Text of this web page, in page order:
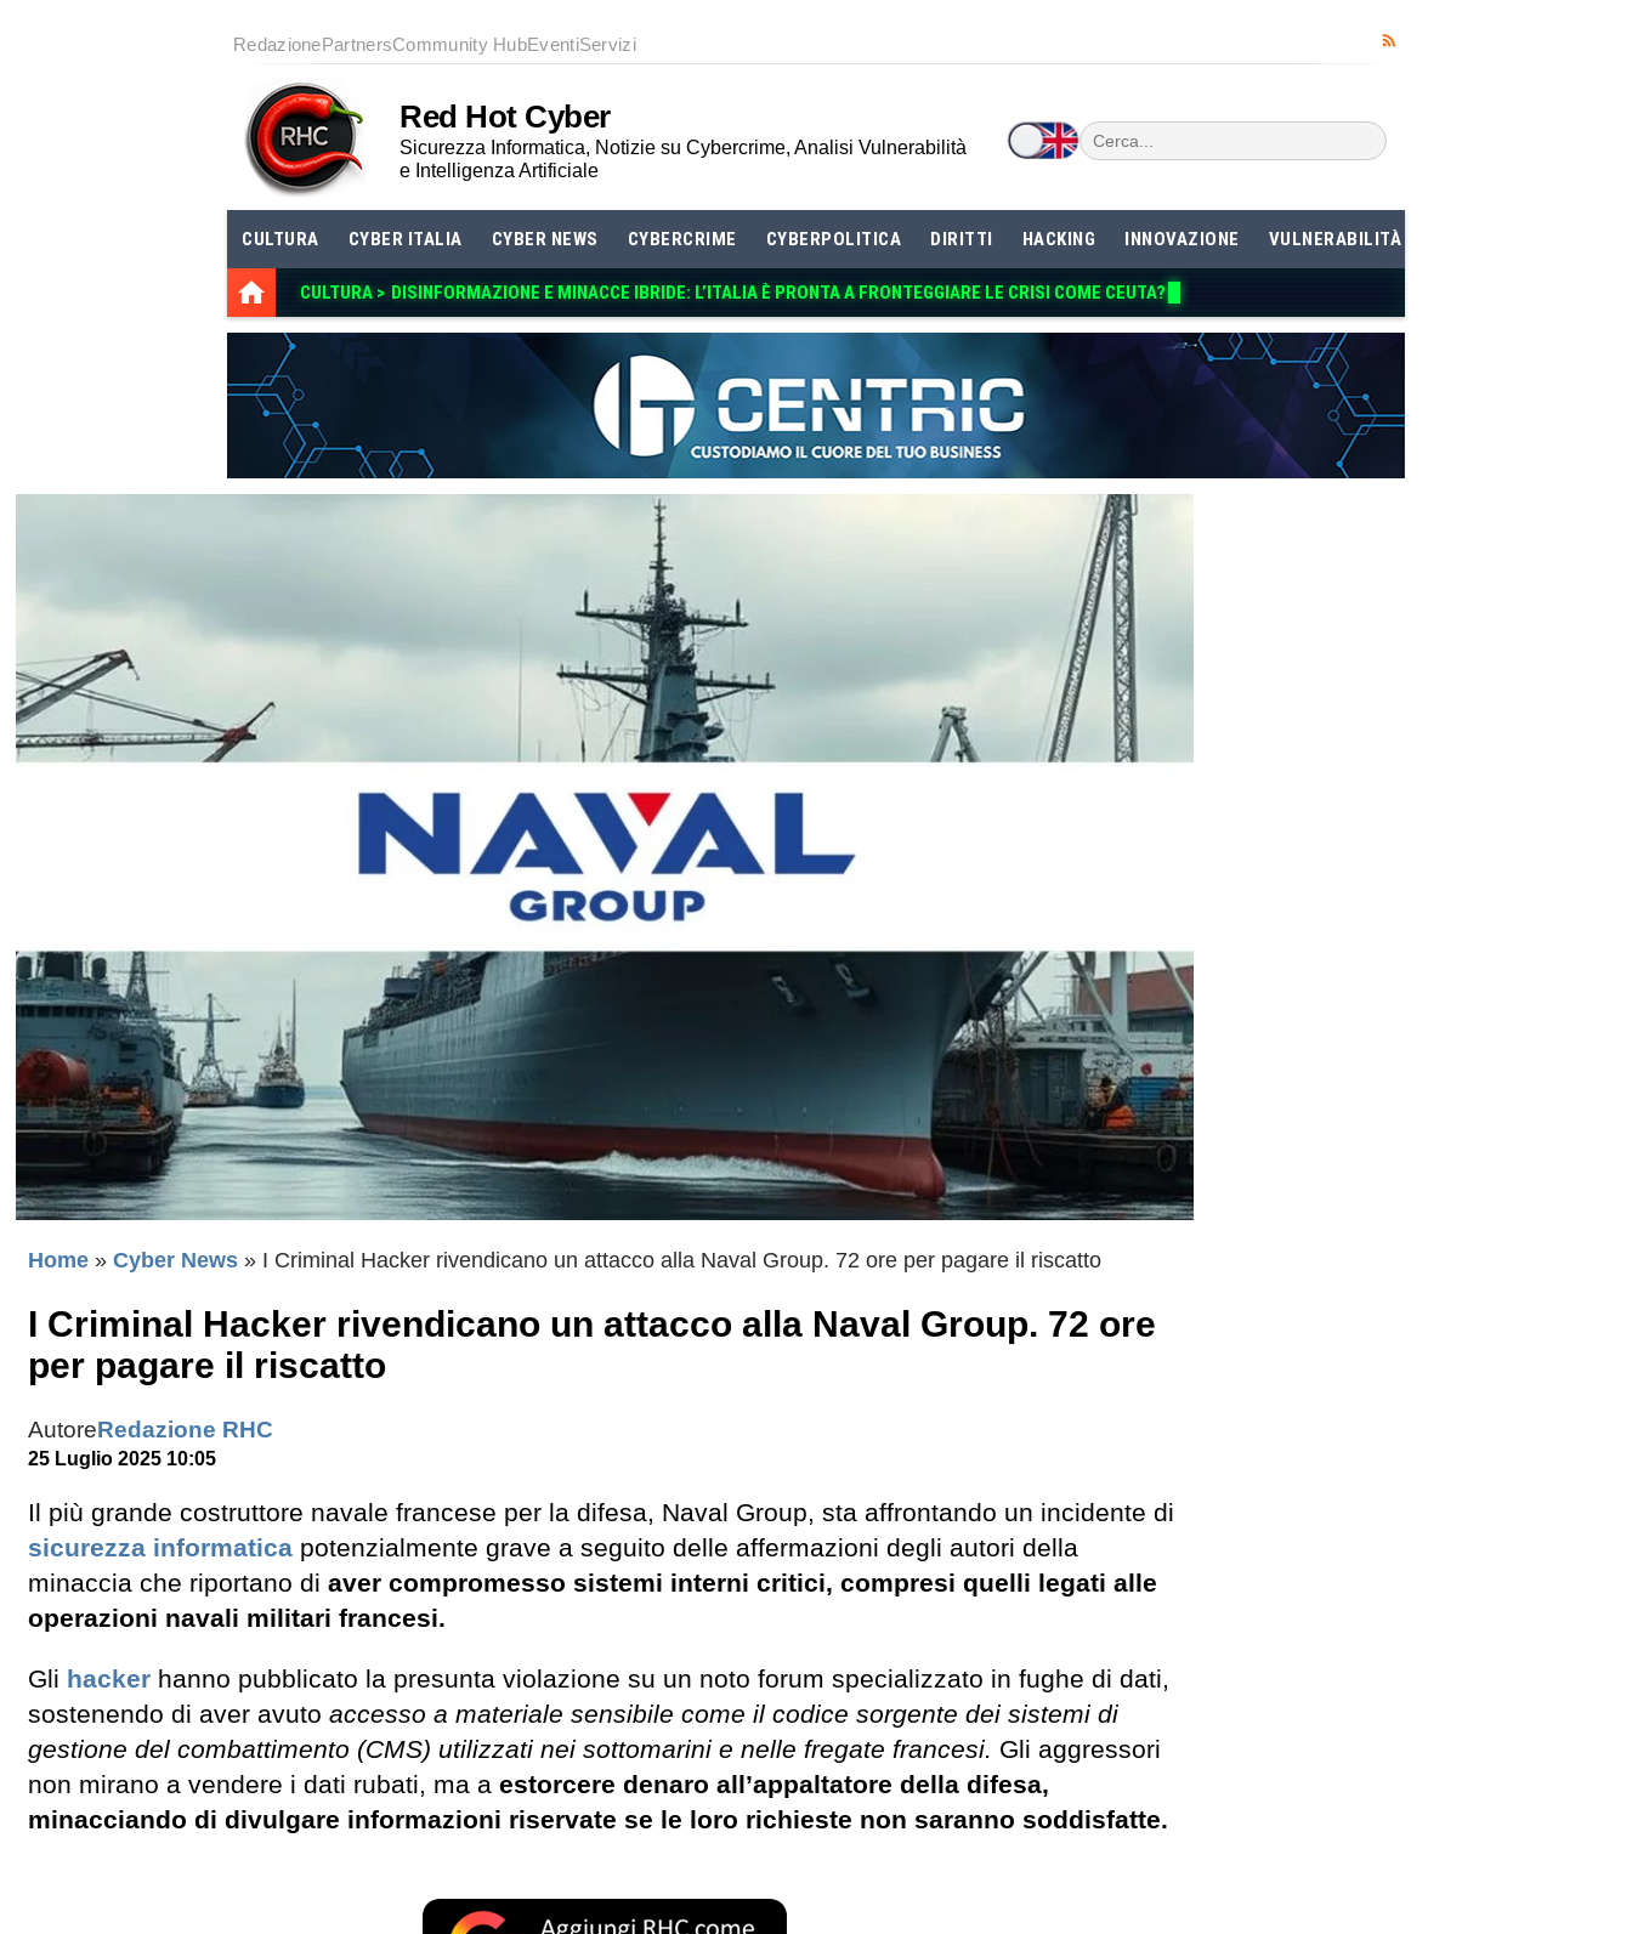
RedazionePartnersCommunity HubEventiServizi
Red Hot Cyber
Sicurezza Informatica, Notizie su Cybercrime, Analisi Vulnerabilità
e Intelligenza Artificiale
CULTURA CYBER ITALIA CYBER NEWS CYBERCRIME CYBERPOLITICA DIRITTI HACKING INNOVAZIONE VULNERABILITÀ
CULTURA > DISINFORMAZIONE E MINACCE IBRIDE: L’ITALIA È PRONTA A FRONTEGGIARE LE CRISI COME CEUT
Home » Cyber News » I Criminal Hacker rivendicano un attacco alla Naval Group. 72 ore per pagare il riscatto
I Criminal Hacker rivendicano un attacco alla Naval Group. 72 ore
per pagare il riscatto
AutoreRedazione RHC
25 Luglio 2025 10:05
Il più grande costruttore navale francese per la difesa, Naval Group, sta affrontando un incidente di
sicurezza informatica potenzialmente grave a seguito delle affermazioni degli autori della
minaccia che riportano di aver compromesso sistemi interni critici, compresi quelli legati alle
operazioni navali militari francesi.
Gli hacker hanno pubblicato la presunta violazione su un noto forum specializzato in fughe di dati,
sostenendo di aver avuto accesso a materiale sensibile come il codice sorgente dei sistemi di
gestione del combattimento (CMS) utilizzati nei sottomarini e nelle fregate francesi. Gli aggressori
non mirano a vendere i dati rubati, ma a estorcere denaro all’appaltatore della difesa,
minacciando di divulgare informazioni riservate se le loro richieste non saranno soddisfatte.